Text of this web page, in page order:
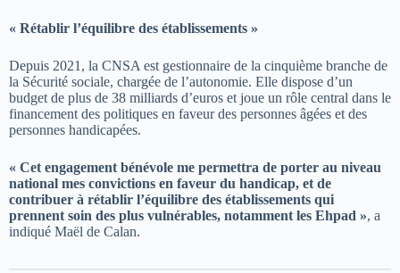
« Rétablir l’équilibre des établissements »
Depuis 2021, la CNSA est gestionnaire de la cinquième branche de
la Sécurité sociale, chargée de l’autonomie. Elle dispose d’un
budget de plus de 38 milliards d’euros et joue un rôle central dans le
financement des politiques en faveur des personnes âgées et des
personnes handicapées.
« Cet engagement bénévole me permettra de porter au niveau
national mes convictions en faveur du handicap, et de
contribuer à rétablir l’équilibre des établissements qui
prennent soin des plus vulnérables, notamment les Ehpad », a
indiqué Maël de Calan.